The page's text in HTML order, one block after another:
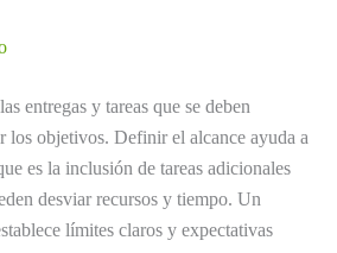
entregas y tareas que se deben
los objetivos. Definir el alcance ayuda a
es la inclusión de tareas adicionales
desviar recursos y tiempo. Un
límites claros y expectativas